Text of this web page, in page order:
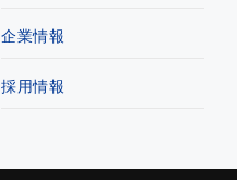
企業情報
採用情報